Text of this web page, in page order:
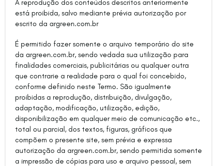
A reprodução dos conteúdos descritos anteriormente
está proibida, salvo mediante prévia autorização por
escrito da argreen.com.br
É permitido fazer somente o arquivo temporário do site
da argreen.com.br, sendo vedada sua utilização para
finalidades comerciais, publicitárias ou qualquer outra
que contrarie a realidade para o qual foi concebido,
conforme definido neste Termo. São igualmente
proibidas a reprodução, distribuição, divulgação,
adaptação, modificação, utilização, edição,
disponibilização em qualquer meio de comunicação etc.,
total ou parcial, dos textos, figuras, gráficos que
compõem o presente site, sem prévia e expressa
autorização da argreen.com.br, sendo permitida somente
a impressão de cópias para uso e arquivo pessoal, sem